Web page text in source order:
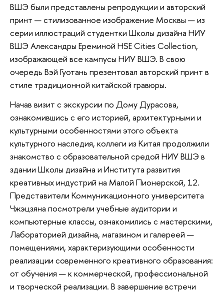
ВШЭ были представлены репродукции и авторский
принт — стилизованное изображение Москвы — из
серии иллюстраций студентки Школы дизайна НИУ
ВШЭ Александры Ереминой HSE Cities Collection,
изображающей все кампусы НИУ ВШЭ. В свою
очередь Вэй Гуотань презентовал авторский принт в
стиле традиционной китайской гравюры.
Начав визит с экскурсии по Дому Дурасова,
ознакомившись с его историей, архитектурными и
культурными особенностями этого объекта
культурного наследия, коллеги из Китая продолжили
знакомство с образовательной средой НИУ ВШЭ в
здании Школы дизайна и Института развития
креативных индустрий на Малой Пионерской, 12.
Представители Коммуникационного университета
Чжэцзяна посмотрели учебные аудитории и
компьютерные классы, ознакомились с мастерскими,
Лабораторией дизайна, магазином и галереей —
помещениями, характеризующими особенности
реализации современного креативного образования:
от обучения — к коммерческой, профессиональной
и творческой реализации. В завершение встречи